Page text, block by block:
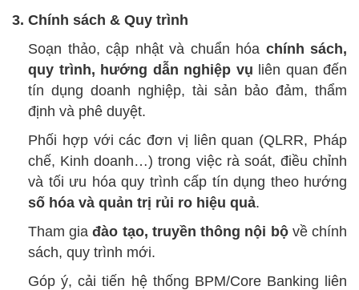
3. Chính sách & Quy trình
Soạn thảo, cập nhật và chuẩn hóa chính sách,
quy trình, hướng dẫn nghiệp vụ liên quan đến
tín dụng doanh nghiệp, tài sản bảo đảm, thẩm
định và phê duyệt.
Phối hợp với các đơn vị liên quan (QLRR, Pháp
chế, Kinh doanh…) trong việc rà soát, điều chỉnh
và tối ưu hóa quy trình cấp tín dụng theo hướng
số hóa và quản trị rủi ro hiệu quả.
Tham giađào tạo, truyền thông nội bộvề chính
sách, quy trình mới.
Góp ý, cải tiến hệ thống BPM/Core Banking liên